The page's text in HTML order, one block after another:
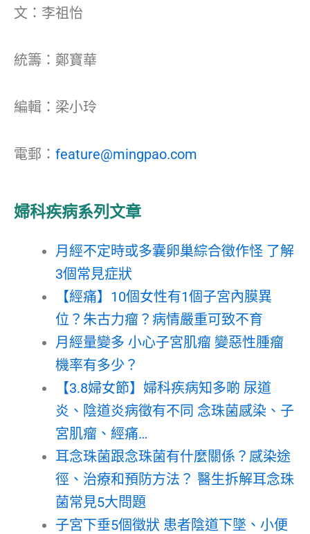
文：李祖怡
統籌：鄭寶華
編輯：梁小玲
電郵： feature@mingpao.com
婦科疾病系列文章
月經不定時或多囊卵巢綜合徵作怪 了解
3個常見症狀
【經痛】10個女性有1個子宮內膜異
位？朱古力瘤？病情嚴重可致不育
月經量變多 小心子宮肌瘤 變惡性腫瘤
機率有多少？
【3.8婦女節】婦科疾病知多啲 尿道
炎、陰道炎病徵有不同 念珠菌感染、子
宮肌瘤、經痛…
耳念珠菌跟念珠菌有什麼關係？感染途
徑、治療和預防方法？ 醫生拆解耳念珠
菌常見5大問題
子宮下垂5個徵狀 患者陰道下墜、小便